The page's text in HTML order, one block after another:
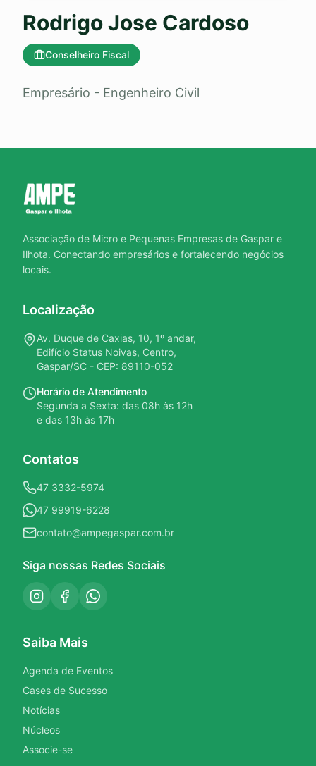
Rodrigo Jose Cardoso
Conselheiro Fiscal
Empresário - Engenheiro Civil
Associação de Micro e Pequenas Empresas de Gaspar e
Ilhota. Conectando empresários e fortalecendo negócios
locais.
Localização
Av. Duque de Caxias, 10, 1º andar,
Edifício Status Noivas, Centro,
Gaspar/SC - CEP: 89110-052
Horário de Atendimento
Segunda a Sexta: das 08h às 12h
e das 13h às 17h
Contatos
47 3332-5974
47 99919-6228
contato@ampegaspar.com.br
Siga nossas Redes Sociais
Saiba Mais
Agenda de Eventos
Cases de Sucesso
Notícias
Núcleos
Associe-se